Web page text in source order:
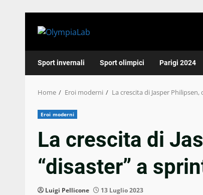
Sport invernali Sport olimpici Parigi 2024
Home Eroi moderni La crescita di Jasper
Eroi moderni
La crescita di
“disaster” a
Luigi Pellicone 13 Luglio 2023